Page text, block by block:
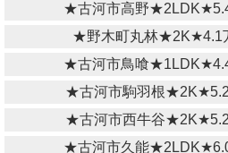
★古河市高野
★野木町丸林★2K★4.1
★古河市鳥喰
★古河市駒羽根
★古河市西牛谷
★古河市久能